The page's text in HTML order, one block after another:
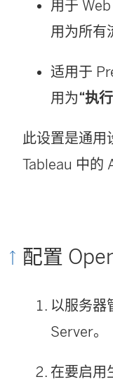
用于
用为所有
适用于
用为“执
此设置是通用
Tableau 中的
配置
以服务器
Server。
在要启用